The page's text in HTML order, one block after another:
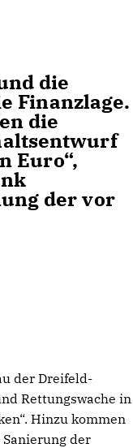
die
Finanzlage.
die
Euro“,
der vor
der Dreifeld-
Rettungswache in
Hinzu kommen
der